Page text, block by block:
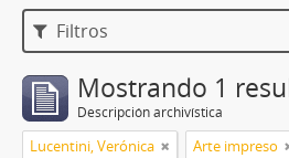
Filtros
Mostrando 1
Descripción archivística
Lucentini, Verónica Arte impreso